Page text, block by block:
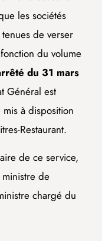
les sociétés
de verser
du volume
du 31 mars
Général est
à disposition
Restaurant.
de ce service,
de
chargé du